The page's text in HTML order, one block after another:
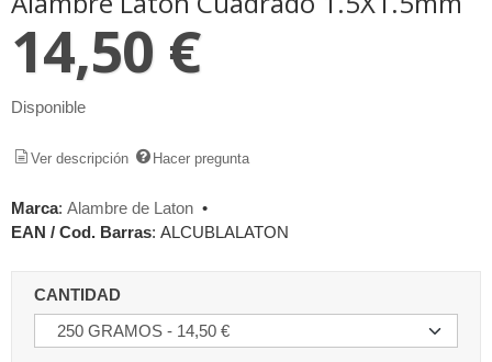
14,50 €
Disponible
Ver descripción Hacer pregunta
Marca: Alambre de Laton •
EAN / Cod. Barras: ALCUBLALATON
CANTIDAD